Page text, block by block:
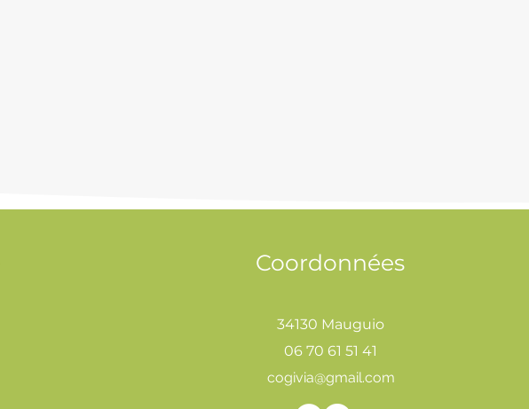
Coordonnées
34130 Mauguio
06 70 61 51 41
cogivia@gmail.com